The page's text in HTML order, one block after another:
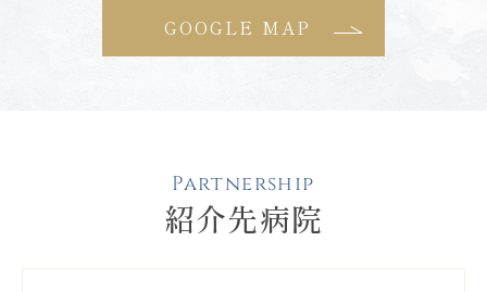
GOOGLE MAP
Partnership
紹介先病院